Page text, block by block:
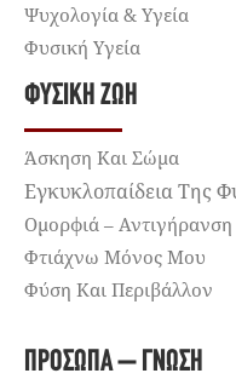
Ψυχολογία & Υγεία
Φυσική Υγεία
ΦΥΣΙΚΉ ΖΩΉ
Άσκηση Και Σώμα
Εγκυκλοπαίδεια Της
Ομορφιά – Αντιγήρανση
Φτιάχνω Μόνος Μου
Φύση Και Περιβάλλον
ΠΡΌΣΩΠΑ – ΓΝΏΣΗ